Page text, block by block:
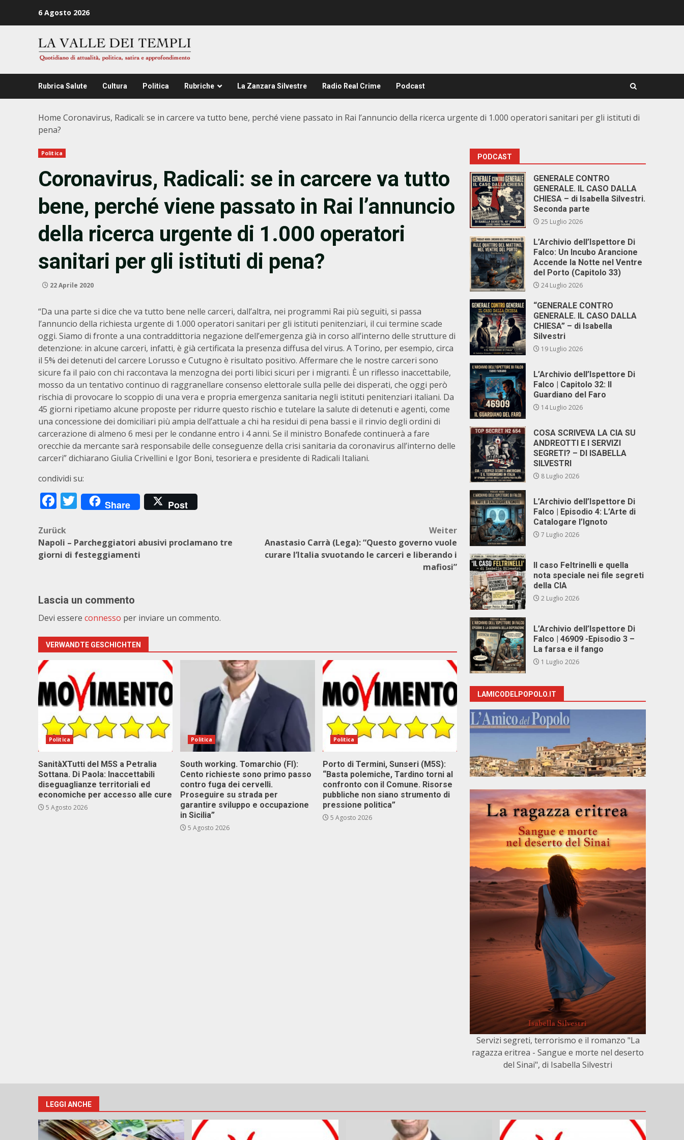
6 Agosto 2026
Rubrica Salute Cultura Politica Rubriche La Zanzara Silvestre Radio Real Crime Podcast
Home Coronavirus, Radicali: se in carcere va tutto bene, perché viene passato in Rai l’annuncio della ricerca urgente di 1.000 operatori sanitari per gli istituti di
pena?
Politica
Coronavirus, Radicali: se in carcere va tutto
bene, perché viene passato in Rai l’annuncio
della ricerca urgente di 1.000 operatori
sanitari per gli istituti di pena?
22 Aprile 2020
“Da una parte si dice che va tutto bene nelle carceri, dall’altra, nei programmi Rai più seguiti, si passa
l’annuncio della richiesta urgente di 1.000 operatori sanitari per gli istituti penitenziari, il cui termine scade
oggi. Siamo di fronte a una contraddittoria negazione dell’emergenza già in corso all’interno delle strutture di
detenzione: in alcune carceri, infatti, è già certificata la presenza diffusa del virus. A Torino, per esempio, circa
il 5% dei detenuti del carcere Lorusso e Cutugno è risultato positivo. Affermare che le nostre carceri sono
sicure fa il paio con chi raccontava la menzogna dei porti libici sicuri per i migranti. È un riflesso inaccettabile,
mosso da un tentativo continuo di raggranellare consenso elettorale sulla pelle dei disperati, che oggi però
rischia di provocare lo scoppio di una vera e propria emergenza sanitaria negli istituti penitenziari italiani. Da
45 giorni ripetiamo alcune proposte per ridurre questo rischio e tutelare la salute di detenuti e agenti, come
una concessione dei domiciliari più ampia dell’attuale a chi ha residui di pena bassi e il rinvio degli ordini di
carcerazione di almeno 6 mesi per le condanne entro i 4 anni. Se il ministro Bonafede continuerà a fare
orecchie da mercante sarà responsabile delle conseguenze della crisi sanitaria da coronavirus all’interno delle
carceri” dichiarano Giulia Crivellini e Igor Boni, tesoriera e presidente di Radicali Italiani.
condividi su:
Facebook
Twitter
Share Post
Beitragsnavigation
Zurück
Napoli – Parcheggiatori abusivi proclamano tre
giorni di festeggiamenti
Weiter
Anastasio Carrà (Lega): “Questo governo vuole
curare l’Italia svuotando le carceri e liberando i
mafiosi”
Lascia un commento
Devi essere connesso per inviare un commento.
VERWANDTE GESCHICHTEN
Politica
SanitàXTutti del M5S a Petralia
Sottana. Di Paola: Inaccettabili
diseguaglianze territoriali ed
economiche per accesso alle cure
5 Agosto 2026
Politica
South working. Tomarchio (FI):
Cento richieste sono primo passo
contro fuga dei cervelli.
Proseguire su strada per
garantire sviluppo e occupazione
in Sicilia”
5 Agosto 2026
Politica
Porto di Termini, Sunseri (M5S):
“Basta polemiche, Tardino torni al
confronto con il Comune. Risorse
pubbliche non siano strumento di
pressione politica”
5 Agosto 2026
PODCAST
GENERALE CONTRO
GENERALE. IL CASO DALLA
CHIESA – di Isabella Silvestri.
Seconda parte
25 Luglio 2026
L’Archivio dell’Ispettore Di
Falco: Un Incubo Arancione
Accende la Notte nel Ventre
del Porto (Capitolo 33)
24 Luglio 2026
“GENERALE CONTRO
GENERALE. IL CASO DALLA
CHIESA” – di Isabella
Silvestri
19 Luglio 2026
L’Archivio dell’Ispettore Di
Falco | Capitolo 32: Il
Guardiano del Faro
14 Luglio 2026
COSA SCRIVEVA LA CIA SU
ANDREOTTI E I SERVIZI
SEGRETI? – DI ISABELLA
SILVESTRI
8 Luglio 2026
L’Archivio dell’Ispettore Di
Falco | Episodio 4: L’Arte di
Catalogare l’Ignoto
7 Luglio 2026
Il caso Feltrinelli e quella
nota speciale nei file segreti
della CIA
2 Luglio 2026
L’Archivio dell’Ispettore Di
Falco | 46909 -Episodio 3 –
La farsa e il fango
1 Luglio 2026
LAMICODELPOPOLO.IT
Servizi segreti, terrorismo e il romanzo "La
ragazza eritrea - Sangue e morte nel deserto
del Sinai", di Isabella Silvestri
LEGGI ANCHE